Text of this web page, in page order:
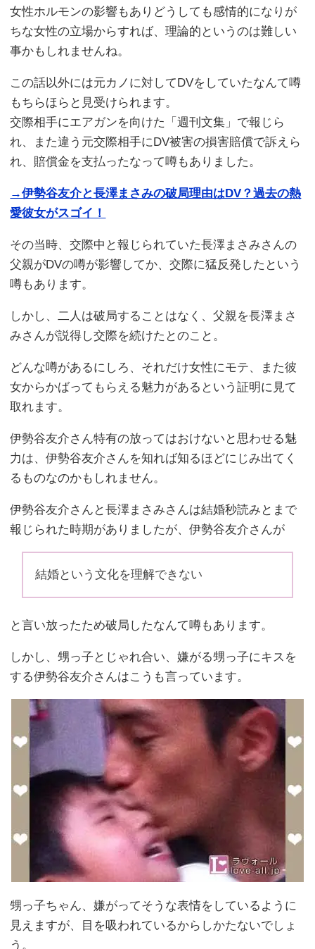
女性ホルモンの影響もありどうしても感情的になりが
ちな女性の立場からすれば、理論的というのは難しい
事かもしれませんね。
この話以外には元カノに対してDVをしていたなんて噂
もちらほらと見受けられます。
交際相手にエアガンを向けた「週刊文集」で報じら
れ、また違う元交際相手にDV被害の損害賠償で訴えら
れ、賠償金を支払ったなって噂もありました。
→伊勢谷友介と長澤まさみの破局理由はDV？過去の熱
愛彼女がスゴイ！
その当時、交際中と報じられていた長澤まさみさんの
父親がDVの噂が影響してか、交際に猛反発したという
噂もあります。
しかし、二人は破局することはなく、父親を長澤まさ
みさんが説得し交際を続けたとのこと。
どんな噂があるにしろ、それだけ女性にモテ、また彼
女からかばってもらえる魅力があるという証明に見て
取れます。
伊勢谷友介さん特有の放ってはおけないと思わせる魅
力は、伊勢谷友介さんを知れば知るほどにじみ出てく
るものなのかもしれません。
伊勢谷友介さんと長澤まさみさんは結婚秒読みとまで
報じられた時期がありましたが、伊勢谷友介さんが
結婚という文化を理解できない
と言い放ったため破局したなんて噂もあります。
しかし、甥っ子とじゃれ合い、嫌がる甥っ子にキスを
する伊勢谷友介さんはこうも言っています。
甥っ子ちゃん、嫌がってそうな表情をしているように
見えますが、目を吸われているからしかたないでしょ
う。